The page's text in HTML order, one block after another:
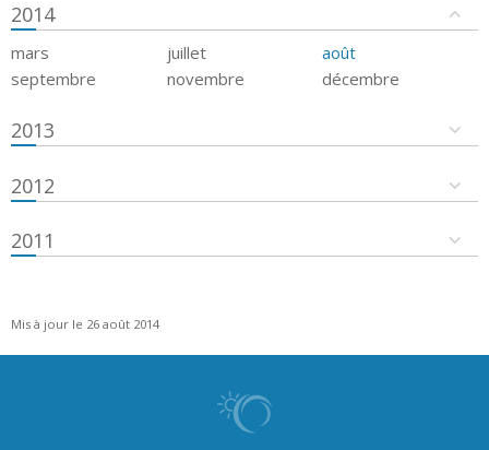
2014
mars juillet
août
septembre
novembre décembre
2013
2012
2011
Mis à jour le 26 août 2014